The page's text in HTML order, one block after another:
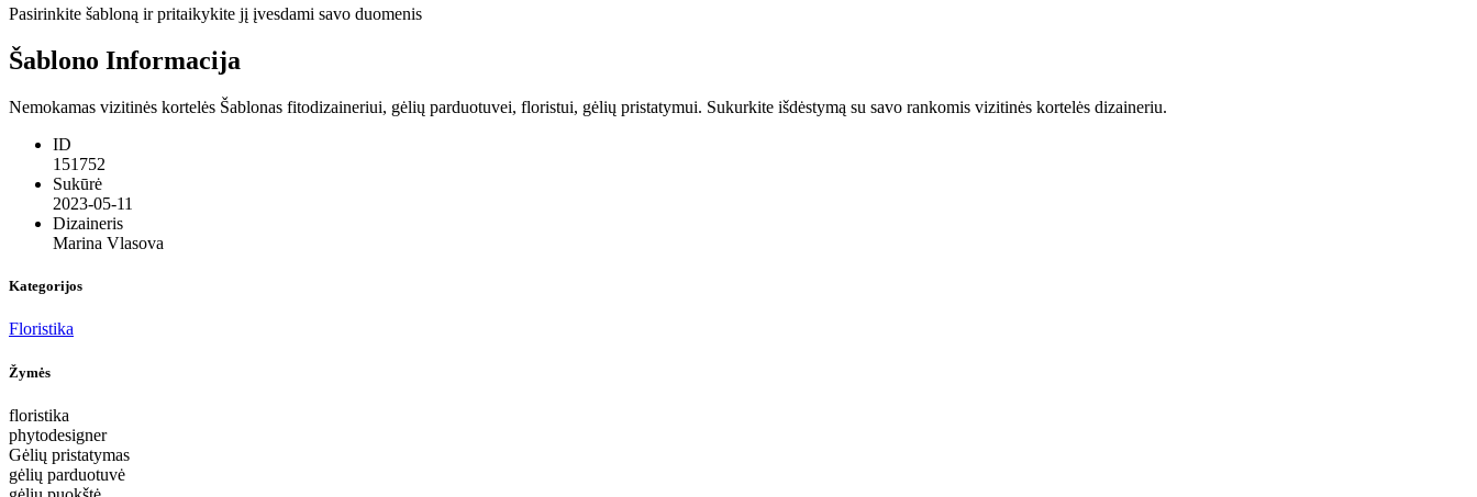
Pasirinkite šabloną ir pritaikykite jį įvesdami savo duomenis
Šablono Informacija
Nemokamas vizitinės kortelės Šablonas fitodizaineriui, gėlių parduotuvei, floristui, gėlių pristatymui. Sukurkite išdėstymą su savo rankomis vizitinės kortelės dizaineriu.
ID
151752
Sukūrė
2023-05-11
Dizaineris
Marina Vlasova
Kategorijos
Floristika
Žymės
floristika
phytodesigner
Gėlių pristatymas
gėlių parduotuvė